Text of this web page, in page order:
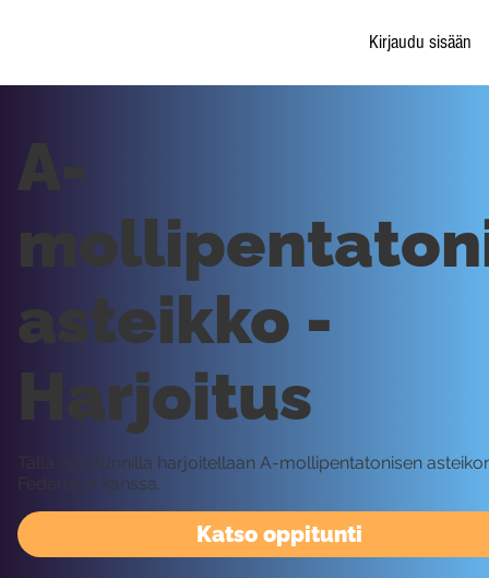
Kirjaudu sisään
Katso oppitunti
A-
asteikko -
Harjoitus
Tällä oppitunnilla harjoitellaan A-mollipentatonisen
Federleyn kanssa.